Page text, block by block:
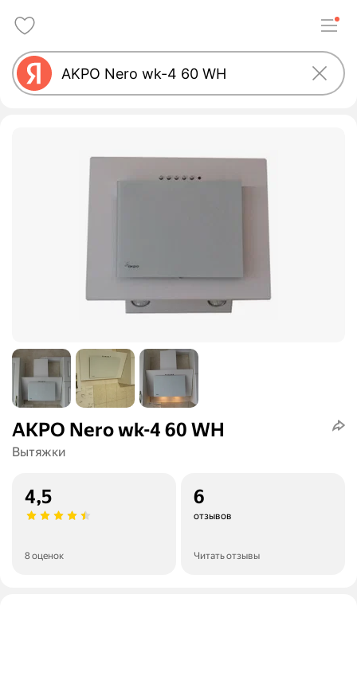
AKPO Nero wk-4 60 WH
Вытяжки
4,5
8 оценок
6
отзывов
Читать отзывы